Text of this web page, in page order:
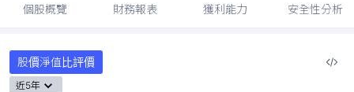
個股概覽 財務報表 獲利能力 安全性分析
股價淨值比評價
近5年